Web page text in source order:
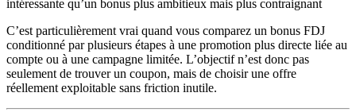
intéressante qu’un bonus plus ambitieux mais plus contraignant
C’est particulièrement vrai quand vous comparez un bonus FDJ
conditionné par plusieurs étapes à une promotion plus directe liée au
compte ou à une campagne limitée. L’objectif n’est donc pas
seulement de trouver un coupon, mais de choisir une offre
réellement exploitable sans friction inutile.